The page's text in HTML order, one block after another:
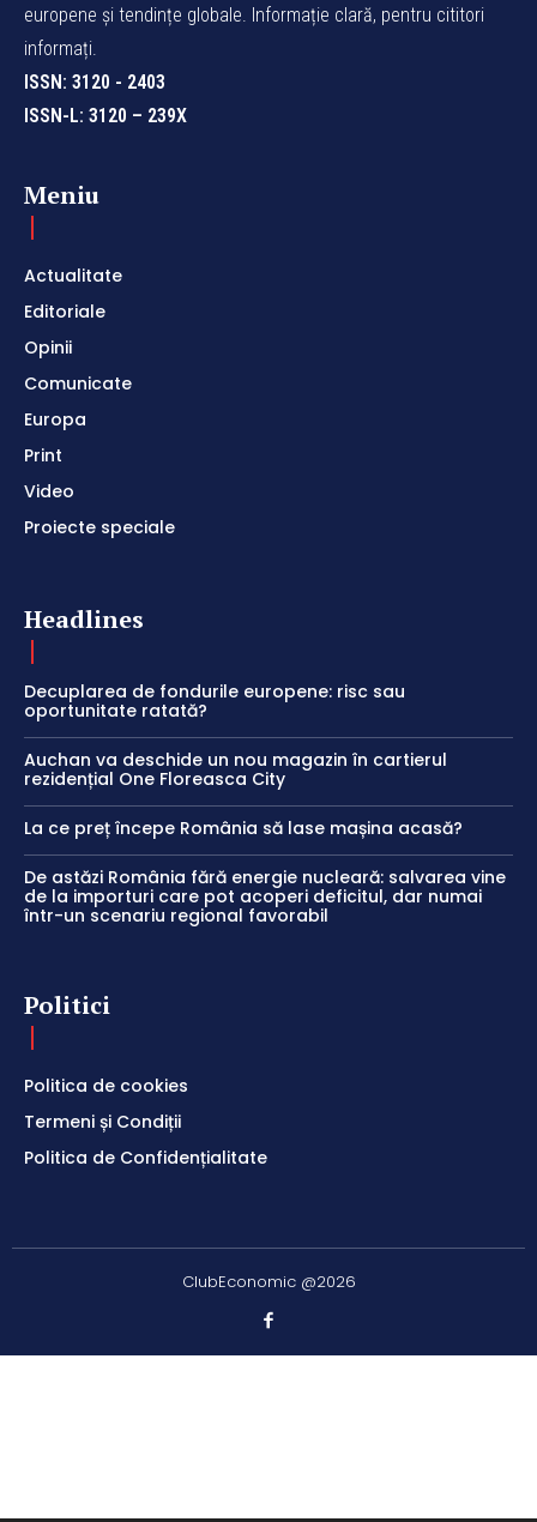
europene și tendințe globale. Informație clară, pentru cititori
informați.
ISSN: 3120 - 2403
ISSN-L: 3120 – 239X
Meniu
Actualitate
Editoriale
Opinii
Comunicate
Europa
Print
Video
Proiecte speciale
Headlines
Decuplarea de fondurile europene: risc sau
oportunitate ratată?
Auchan va deschide un nou magazin în cartierul
rezidențial One Floreasca City
La ce preț începe România să lase mașina acasă?
De astăzi România fără energie nucleară: salvarea vine
de la importuri care pot acoperi deficitul, dar numai
într-un scenariu regional favorabil
Politici
Politica de cookies
Termeni și Condiții
Politica de Confidențialitate
ClubEconomic @2026